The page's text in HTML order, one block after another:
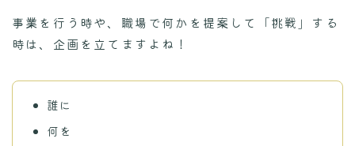
事業を行う時や、職場で何かを提案して「挑戦」する
時は、企画を立てますよね！
誰に
何を